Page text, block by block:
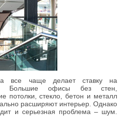
все чаще делает ставку на
Большие офисы без стен,
потолки, стекло, бетон и металл
расширяют интерьер. Однако
и серьезная проблема – шум.